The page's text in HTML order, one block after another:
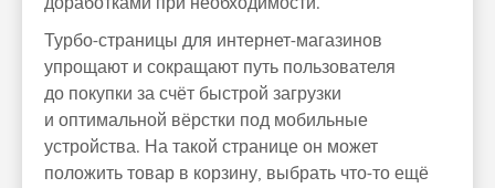
Турбо-страницы для интернет-магазинов
упрощают и сокращают путь пользователя
до покупки за счёт быстрой загрузки
и оптимальной вёрстки под мобильные
устройства. На такой странице он может
положить товар в корзину, выбрать что-то ещё